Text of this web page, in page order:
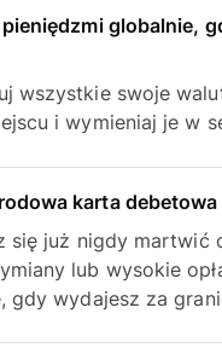
globalnie,
wszystkie swoje
i wymieniaj je w
karta debetowa
się już nigdy martwić
lub wysokie
gdy wydajesz za